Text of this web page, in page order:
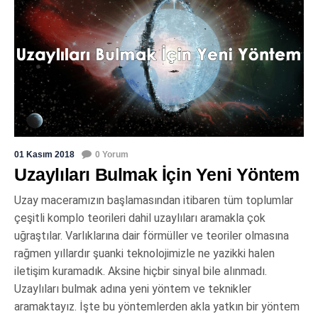
01 Kasım 2018 0 Yorum
Uzaylıları Bulmak İçin Yeni Yöntem
Uzay maceramızın başlamasından itibaren tüm toplumlar
çeşitli komplo teorileri dahil uzaylıları aramakla çok
uğraştılar. Varlıklarına dair förmüller ve teoriler olmasına
rağmen yıllardır şuanki teknolojimizle ne yazikki halen
iletişim kuramadık. Aksine hiçbir sinyal bile alınmadı.
Uzaylıları bulmak adına yeni yöntem ve teknikler
aramaktayız. İşte bu yöntemlerden akla yatkın bir yöntem